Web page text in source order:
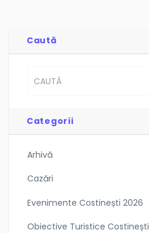
Caută
Categorii
Arhivă
Cazări
Evenimente Costinești 2026
Obiective Turistice Costinești